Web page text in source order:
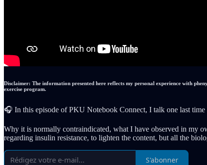
Disclaimer: The information presented here reflects my personal experience with
exercise program.
🎧 In this episode of PKU Notebook Connect, I talk one last
Why it is normally contraindicated, what I have observed in my
regarding insulin resistance, to lighten the content, but all the
S'abonner